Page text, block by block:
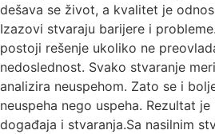
dešava se život, a kvalitet je
Izazovi stvaraju barijere i
postoji rešenje ukoliko ne
nedoslednost. Svako stvaranje
analizira neuspehom. Zato se i
neuspeha nego uspeha. Rezultat
događaja i stvaranja.Sa nasilnim